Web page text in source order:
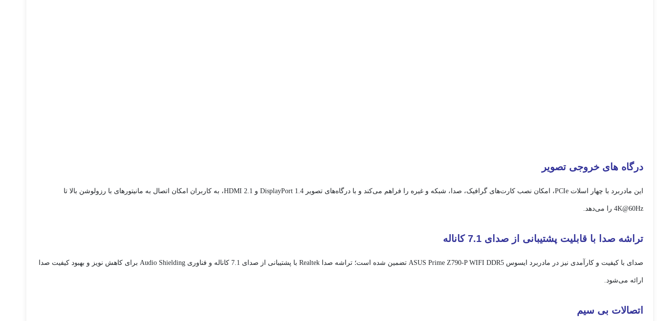
درگاه های خروجی تصویر
این مادربرد با چهار اسلات PCIe، امکان نصب کارت‌های گرافیک، صدا، شبکه و غیره را فراهم می‌کند و با درگاه‌های تصویر DisplayPort 1.4 و HDMI 2.1، به کاربران امکان اتصال به مانیتور‌های با رزولوشن بالا تا
4K@60Hz را می‌دهد.
تراشه صدا با قابلیت پشتیبانی از صدای 7.1 کاناله
صدای با کیفیت و کارآمدی نیز در مادربرد ایسوس ASUS Prime Z790-P WIFI DDR5 تضمین شده است؛ تراشه صدا Realtek با پشتیبانی از صدای 7.1 کاناله و فناوری Audio Shielding برای کاهش نویز و بهبود کیفیت صدا
ارائه می‌شود.
اتصالات بی سیم